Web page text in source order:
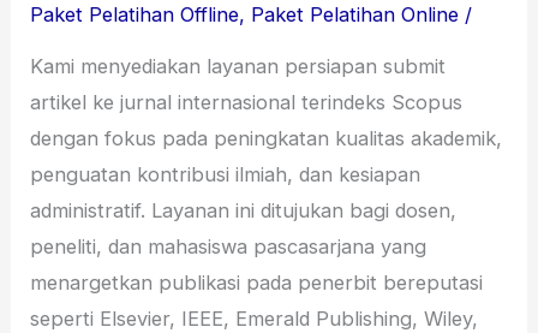
Paket Pelatihan Offline, Paket Pelatihan Online /
Kami menyediakan layanan persiapan submit
artikel ke jurnal internasional terindeks Scopus
dengan fokus pada peningkatan kualitas akademik,
penguatan kontribusi ilmiah, dan kesiapan
administratif. Layanan ini ditujukan bagi dosen,
peneliti, dan mahasiswa pascasarjana yang
menargetkan publikasi pada penerbit bereputasi
seperti Elsevier, IEEE, Emerald Publishing, Wiley,